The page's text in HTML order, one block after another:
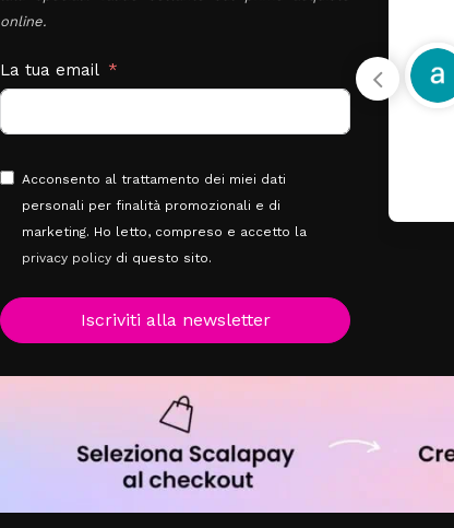
online.
La tua email
Acconsento al trattamento dei miei dati
personali per finalità promozionali e di
marketing. Ho letto, compreso e accetto la
privacy policy di questo sito.
Iscriviti alla newsletter
lettino più fasciatoio
piumone per la mia nipotina
personale Leggi di più